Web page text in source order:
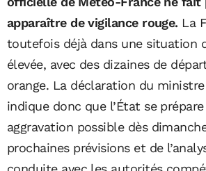
apparaître de vigilance rouge. La
toutefois déjà dans une situation
élevée, avec des dizaines de
orange. La déclaration du ministre
indique donc que l’État se
aggravation possible dès
prochaines prévisions et de